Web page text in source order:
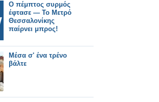
Ο πέμπτος συρμός
έφτασε — Το Μετρό
Θεσσαλονίκης
παίρνει μπρος!
Μέσα σ' ένα τρένο
βάλτε